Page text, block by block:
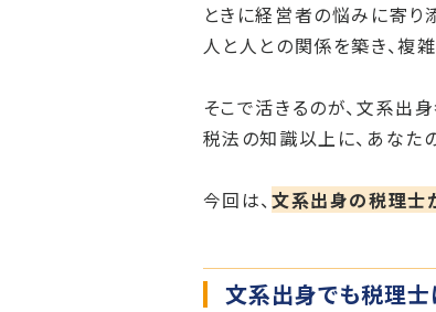
ときに経営者の悩みに寄り
人と人との関係を築き、複
そこで活きるのが、文系出身
税法の知識以上に、あなた
今回は、文系出身の税理士
文系出身でも税理士